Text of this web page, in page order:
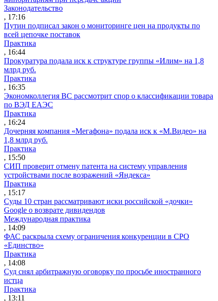
Законодательство
, 17:16
Путин подписал закон о мониторинге цен на продукты по
всей цепочке поставок
Практика
, 16:44
Прокуратура подала иск к структуре группы «Илим» на 1,8
млрд руб.
Практика
, 16:35
Экономколлегия ВС рассмотрит спор о классификации товара
по ВЭД ЕАЭС
Практика
, 16:24
Дочерняя компания «Мегафона» подала иск к «М.Видео» на
1,8 млрд руб.
Практика
, 15:50
СИП проверит отмену патента на систему управления
устройствами после возражений «Яндекса»
Практика
, 15:17
Суды 10 стран рассматривают иски российской «дочки»
Google о возврате дивидендов
Международная практика
, 14:09
ФАС раскрыла схему ограничения конкуренции в СРО
«Единство»
Практика
, 14:08
Суд снял арбитражную оговорку по просьбе иностранного
истца
Практика
, 13:11